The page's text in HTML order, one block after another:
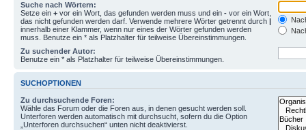
Suche nach Wörtern:
Setze ein + vor ein Wort, das gefunden werden muss und ein - vor ein Wort,
das nicht gefunden werden darf. Verwende mehrere Wörter getrennt durch |
innerhalb einer Klammer, wenn nur eines der Wörter gefunden werden
muss. Benutze ein * als Platzhalter für teilweise Übereinstimmungen.
Zu suchender Autor:
Benutze ein * als Platzhalter für teilweise Übereinstimmungen.
SUCHOPTIONEN
Zu durchsuchende Foren:
Wähle das Forum oder die Foren aus, in denen gesucht werden soll.
Unterforen werden automatisch mit durchsucht, sofern du die Option
„Unterforen durchsuchen“ unten nicht deaktivierst.